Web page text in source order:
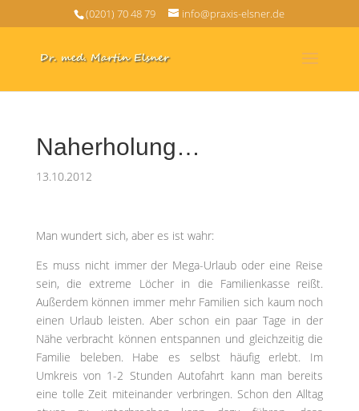
(0201) 70 48 79 info@praxis-elsner.de
Naherholung…
13.10.2012
Man wundert sich, aber es ist wahr:
Es muss nicht immer der Mega-Urlaub oder eine Reise
sein, die extreme Löcher in die Familienkasse reißt.
Außerdem können immer mehr Familien sich kaum noch
einen Urlaub leisten. Aber schon ein paar Tage in der
Nähe verbracht können entspannen und gleichzeitig die
Familie beleben. Habe es selbst häufig erlebt. Im
Umkreis von 1-2 Stunden Autofahrt kann man bereits
eine tolle Zeit miteinander verbringen. Schon den Alltag